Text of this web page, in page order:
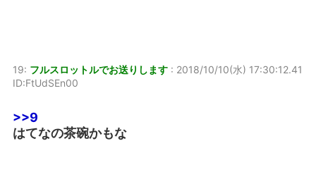
19: フルスロットルでお送りします : 2018/10/10(水) 17:30:12.41
ID:FtUdSEn00
>>9
はてなの茶碗かもな